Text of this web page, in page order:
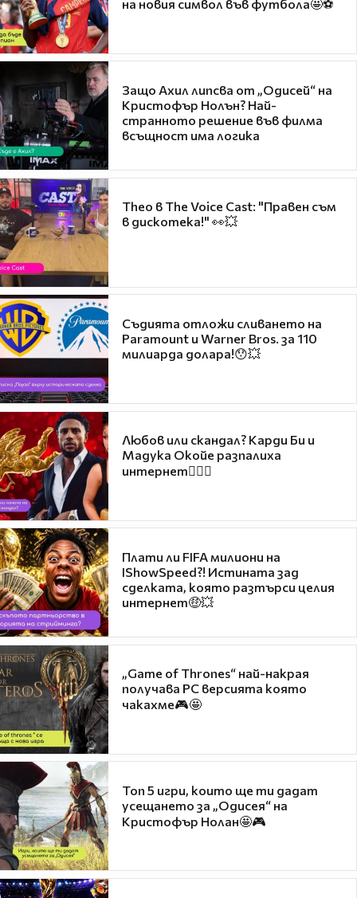
на новия символ във футбола🤩⚽
Защо Ахил липсва от „Одисей“ на
Кристофър Нолън? Най-
странното решение във филма
всъщност има логика
Theo в The Voice Cast: "Правен съм
в дискотека!" 👀💥
Съдията отложи сливането на
Paramount и Warner Bros. за 110
милиарда долара!😯💥
Любов или скандал? Карди Би и
Мадука Окойе разпалиха
интернет❤️‍🔥🔥
Плати ли FIFA милиони на
IShowSpeed?! Истината зад
сделката, която разтърси целия
интернет🤑💥
„Game of Thrones“ най-накрая
получава PC версията която
чакахме🎮🤩
Топ 5 игри, които ще ти дадат
усещането за „Одисея“ на
Кристофър Нолан🤩🎮